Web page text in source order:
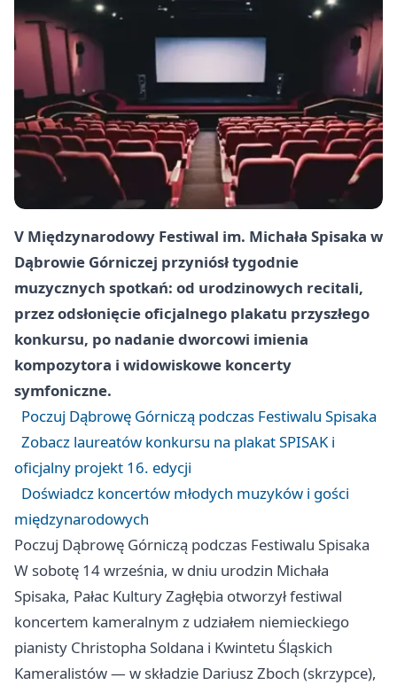
V Międzynarodowy Festiwal im. Michała Spisaka w
Dąbrowie Górniczej przyniósł tygodnie
muzycznych spotkań: od urodzinowych recitali,
przez odsłonięcie oficjalnego plakatu przyszłego
konkursu, po nadanie dworcowi imienia
kompozytora i widowiskowe koncerty
symfoniczne.
Poczuj Dąbrowę Górniczą podczas Festiwalu Spisaka
Zobacz laureatów konkursu na plakat SPISAK i
oficjalny projekt 16. edycji
Doświadcz koncertów młodych muzyków i gości
międzynarodowych
Poczuj Dąbrowę Górniczą podczas Festiwalu Spisaka
W sobotę 14 września, w dniu urodzin Michała
Spisaka, Pałac Kultury Zagłębia otworzył festiwal
koncertem kameralnym z udziałem niemieckiego
pianisty Christopha Soldana i Kwintetu Śląskich
Kameralistów — w składzie Dariusz Zboch (skrzypce),